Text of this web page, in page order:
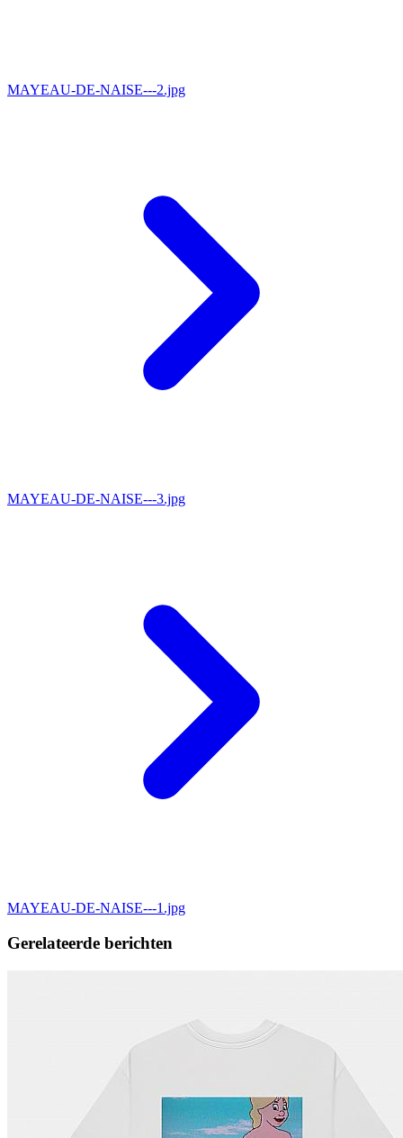
MAYEAU-DE-NAISE---2.jpg
MAYEAU-DE-NAISE---3.jpg
MAYEAU-DE-NAISE---1.jpg
Gerelateerde berichten